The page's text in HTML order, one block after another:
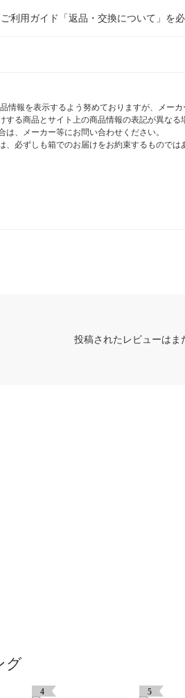
利用ガイド「返品・交換について」を
情報を表示するよう努めておりますが、メー
する商品とサイト上の商品情報の表記が異な
、メーカー等にお問い合わせください。
、必ずしも箱でのお届けをお約束するもので
投稿されたレビューはま
グ
4 5